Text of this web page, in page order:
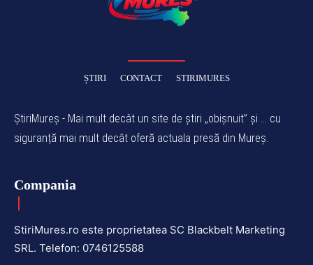
ȘTIRI CONTACT STIRIMURES
ȘtiriMureș - Mai mult decât un site de știri „obișnuit” și ... cu
siguranță mai mult decât oferă actuala presă din Mureș.
Compania
StiriMures.ro este proprietatea SC Blackbelt Marketing
SRL. Telefon: 0746125588